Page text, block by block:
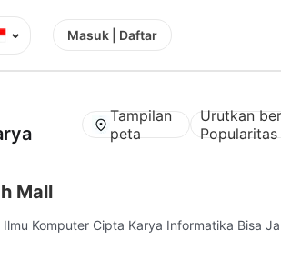
⌄ Masuk | Daftar
Tampilan
peta
Urutkan
Popularitas
Mall
Ilmu Komputer Cipta Karya Informatika Bisa